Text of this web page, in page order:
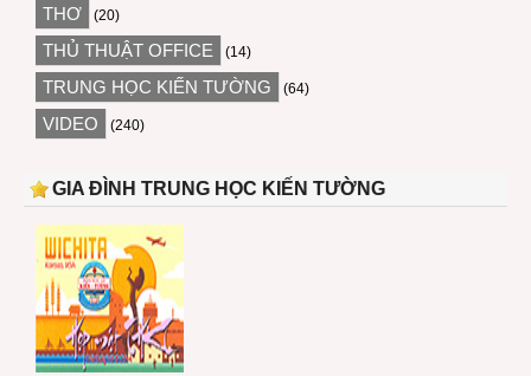
THƠ (20)
THỦ THUẬT OFFICE (14)
TRUNG HỌC KIẾN TƯỜNG (64)
VIDEO (240)
GIA ĐÌNH TRUNG HỌC KIẾN TƯỜNG